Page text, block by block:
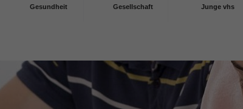
Gesundheit Gesellschaft Junge vhs